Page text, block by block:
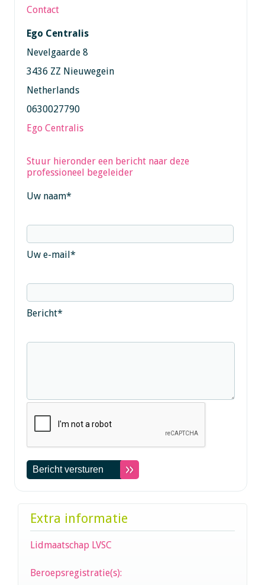
Contact
Ego Centralis
Nevelgaarde 8
3436 ZZ Nieuwegein
Netherlands
0630027790
Ego Centralis
Stuur hieronder een bericht naar deze
professioneel begeleider
Uw naam*
Uw e-mail*
Bericht*
Extra informatie
Lidmaatschap LVSC
Beroepsregistratie(s):